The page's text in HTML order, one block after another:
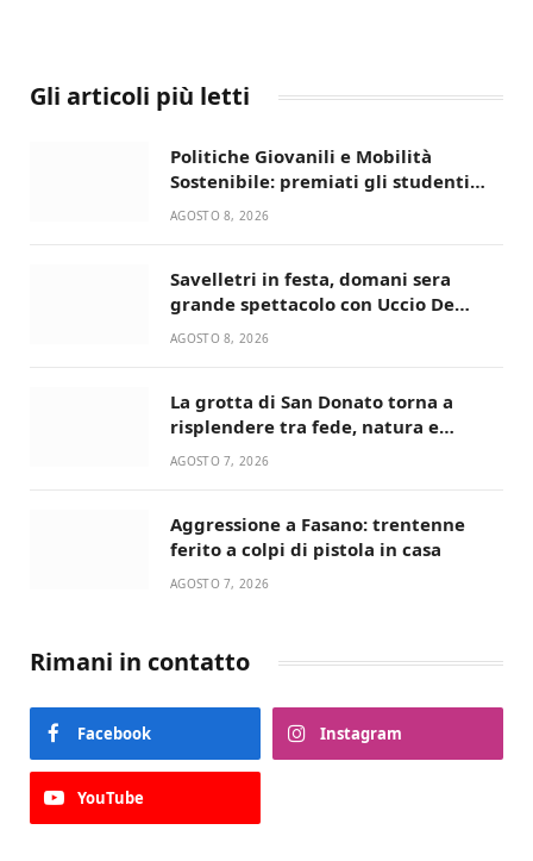
Gli articoli più letti
Politiche Giovanili e Mobilità
Sostenibile: premiati gli studenti
universitari del bando “La strada
AGOSTO 8, 2026
Savelletri in festa, domani sera
grande spettacolo con Uccio De
Santis
AGOSTO 8, 2026
La grotta di San Donato torna a
risplendere tra fede, natura e
devozione
AGOSTO 7, 2026
Aggressione a Fasano: trentenne
ferito a colpi di pistola in casa
AGOSTO 7, 2026
Rimani in contatto
Facebook Instagram
YouTube